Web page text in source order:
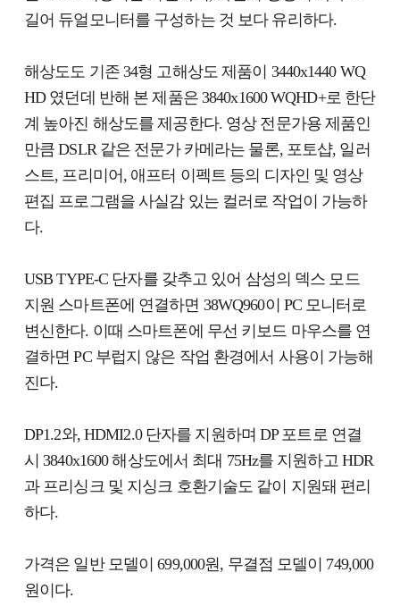
길어 듀얼모니터를 구성하는 것 보다 유리하다.
해상도도 기존 34형 고해상도 제품이 3440x1440 WQ
HD 였던데 반해 본 제품은 3840x1600 WQHD+로 한단
계 높아진 해상도를 제공한다. 영상 전문가용 제품인
만큼 DSLR 같은 전문가 카메라는 물론, 포토샵, 일러
스트, 프리미어, 애프터 이펙트 등의 디자인 및 영상
편집 프로그램을 사실감 있는 컬러로 작업이 가능하
다.
USB TYPE-C 단자를 갖추고 있어 삼성의 덱스 모드
지원 스마트폰에 연결하면 38WQ960이 PC 모니터로
변신한다. 이때 스마트폰에 무선 키보드 마우스를 연
결하면 PC 부럽지 않은 작업 환경에서 사용이 가능해
진다.
DP1.2와, HDMI2.0 단자를 지원하며 DP 포트로 연결
시 3840x1600 해상도에서 최대 75Hz를 지원하고 HDR
과 프리싱크 및 지싱크 호환기술도 같이 지원돼 편리
하다.
가격은 일반 모델이 699,000원, 무결점 모델이 749,000
원이다.